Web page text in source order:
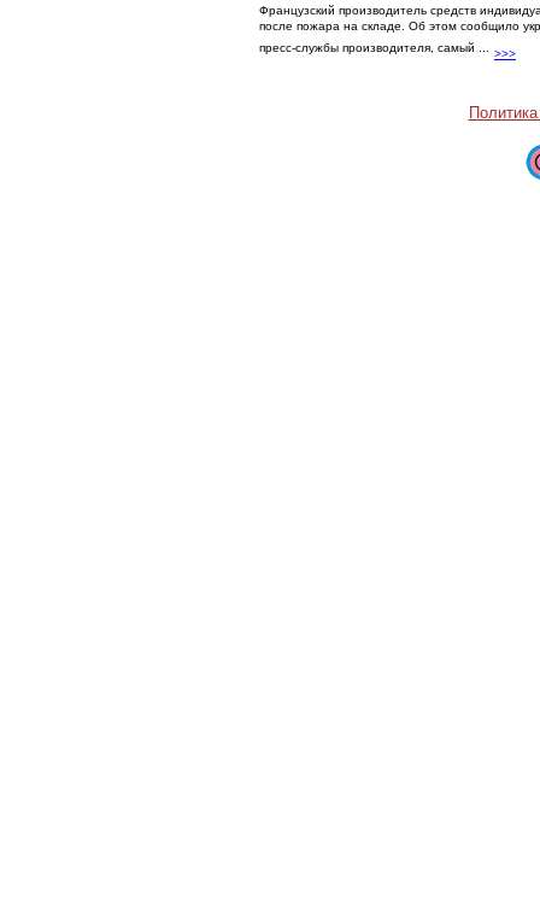
Французский производитель средств
после пожара на складе. Об этом сообщило
пресс-службы производителя, самый ... >>>